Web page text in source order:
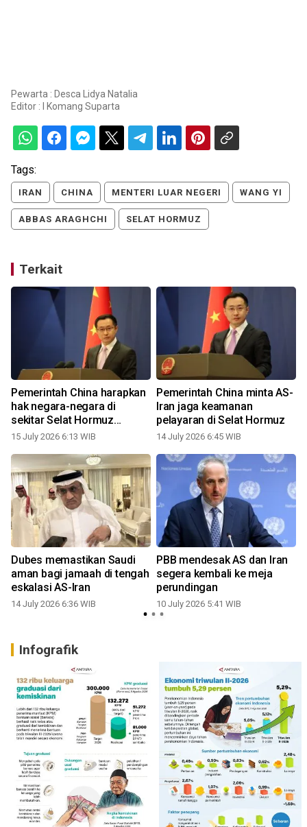
Pewarta : Desca Lidya Natalia
Editor :
I Komang Suparta
Tags:
IRAN CHINA MENTERI LUAR NEGERI WANG YI
ABBAS ARAGHCHI SELAT HORMUZ
Terkait
Pemerintah China harapkan
hak negara-negara di
sekitar Selat Hormuz
dihormati
15 July 2026 6:13 WIB
Pemerintah China minta AS-
Iran jaga keamanan
pelayaran di Selat Hormuz
14 July 2026 6:45 WIB
Dubes memastikan Saudi
aman bagi jamaah di tengah
eskalasi AS-Iran
14 July 2026 6:36 WIB
PBB mendesak AS dan Iran
segera kembali ke meja
perundingan
10 July 2026 5:41 WIB
Infografik